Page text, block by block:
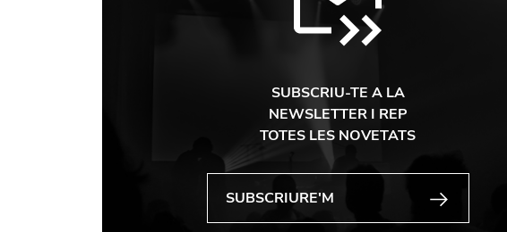
SUBSCRIU-TE A LA
NEWSLETTER I REP
TOTES LES NOVETATS